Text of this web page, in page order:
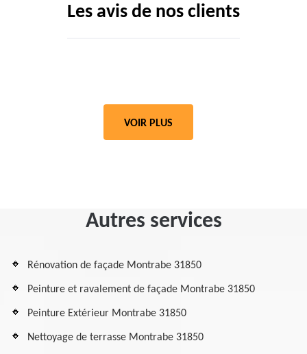
Les avis de nos clients
VOIR PLUS
Autres services
Rénovation de façade Montrabe 31850
Peinture et ravalement de façade Montrabe 31850
Peinture Extérieur Montrabe 31850
Nettoyage de terrasse Montrabe 31850